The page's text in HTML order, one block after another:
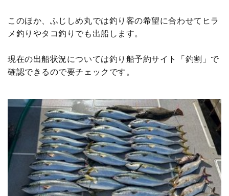
このほか、ふじしめ丸では釣り客の希望に合わせてヒラ
メ釣りやタコ釣りでも出船します。
現在の出船状況については釣り船予約サイト「釣割」で
確認できるので要チェックです。